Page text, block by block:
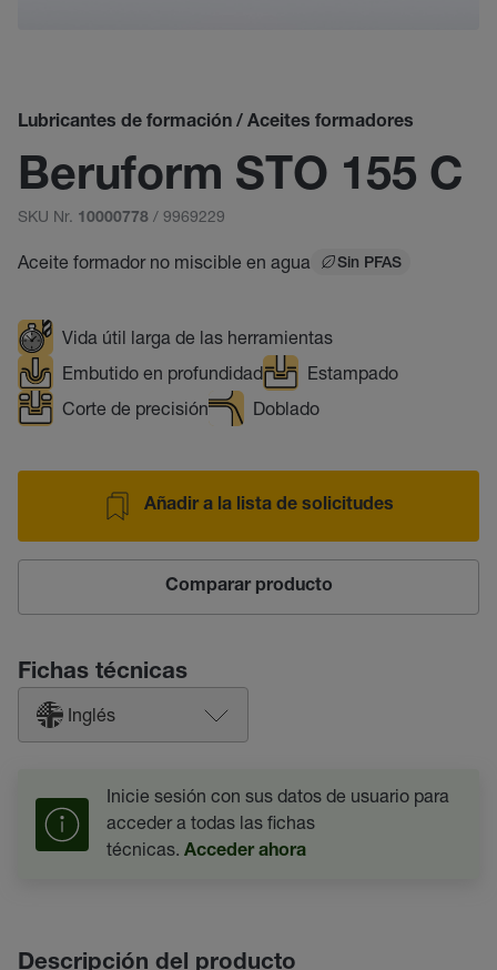
Lubricantes de formación / Aceites formadores
Beruform STO 155 C
SKU Nr. 10000778 / 9969229
Aceite formador no miscible en agua Sin PFAS
Vida útil larga de las herramientas
Embutido en profundidad
Estampado
Corte de precisión
Doblado
Añadir a la lista de solicitudes
Comparar producto
Fichas técnicas
Inglés
Inicie sesión con sus datos de usuario para
acceder a todas las fichas
técnicas. Acceder ahora
Descripción del producto